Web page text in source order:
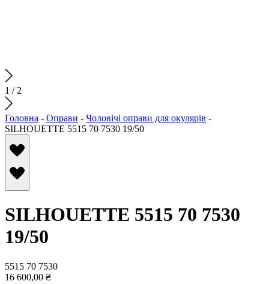
1 / 2
Головна - Оправи - Чоловічі оправи для окулярів -
SILHOUETTE 5515 70 7530 19/50
SILHOUETTE 5515 70 7530
19/50
5515 70 7530
16 600,00 ₴